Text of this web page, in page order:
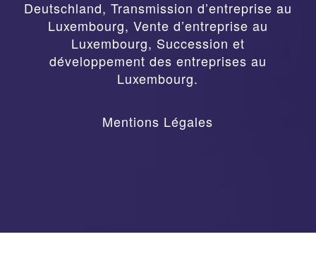
Deutschland, Transmission d’entreprise au
Luxembourg, Vente d’entreprise au
Luxembourg, Succession et
développement des entreprises au
Luxembourg.
Mentions Légales